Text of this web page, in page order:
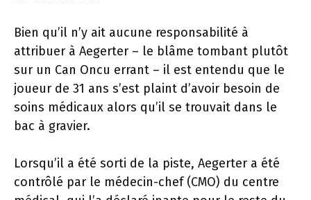
Bien qu’il n’y ait aucune responsabilité à
attribuer à Aegerter – le blâme tombant plutôt
sur un Can Oncu errant – il est entendu que le
joueur de 31 ans s’est plaint d’avoir besoin de
soins médicaux alors qu’il se trouvait dans le
bac à gravier.
Lorsqu’il a été sorti de la piste, Aegerter a été
contrôlé par le médecin-chef (CMO) du centre